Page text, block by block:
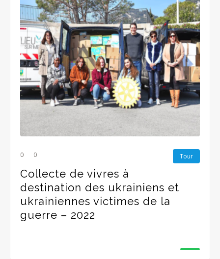
Tour
0 0
Collecte de vivres à
destination des ukrainiens et
ukrainiennes victimes de la
guerre – 2022